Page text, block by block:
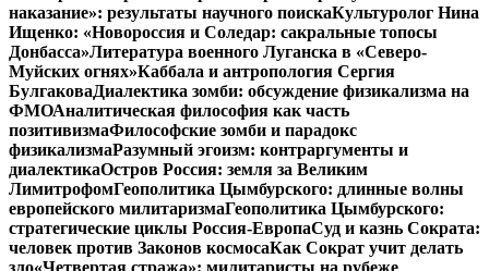
наказание»: результаты научного поискаКультуролог Нина
Ищенко: «Новороссия и Соледар: сакральные топосы
Донбасса»Литература военного Луганска в «Северо-
Муйских огнях»Каббала и антропология Сергия
БулгаковаДиалектика зомби: обсуждение физикализма на
ФМОАналитическая философия как часть
позитивизмаФилософские зомби и парадокс
физикализмаРазумный эгоизм: контраргументы и
диалектикаОстров Россия: земля за Великим
ЛимитрофомГеополитика Цымбурского: длинные волны
европейского милитаризмаГеополитика Цымбурского:
стратегические циклы Россия-ЕвропаСуд и казнь Сократа:
человек против Законов космосаКак Сократ учит делать
зло«Четвертая стража»: милитаристы на рубеже